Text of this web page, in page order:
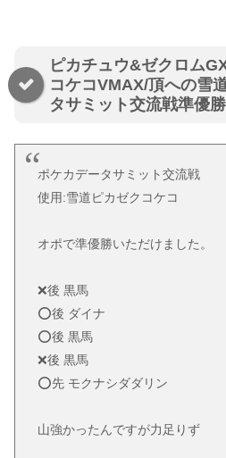
ピカチュウ&ゼクロム
コケコVMAX/頂への雪
タサミット交流戦準優勝
ポケカデータサミット交流戦
使用:雪道ピカゼクコケコ
オポで準優勝いただけました。
❌後 黒馬
⭕️後 ダイナ
⭕️後 黒馬
❌後 黒馬
⭕️先 モクナシダダリン
山強かったんですが力足りず